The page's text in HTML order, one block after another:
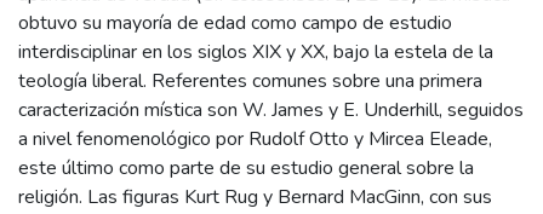
obtuvo su mayoría de edad como campo de estudio
interdisciplinar en los siglos XIX y XX, bajo la estela de la
teología liberal. Referentes comunes sobre una primera
caracterización mística son W. James y E. Underhill, seguidos
a nivel fenomenológico por Rudolf Otto y Mircea Eleade,
este último como parte de su estudio general sobre la
religión. Las figuras Kurt Rug y Bernard MacGinn, con sus